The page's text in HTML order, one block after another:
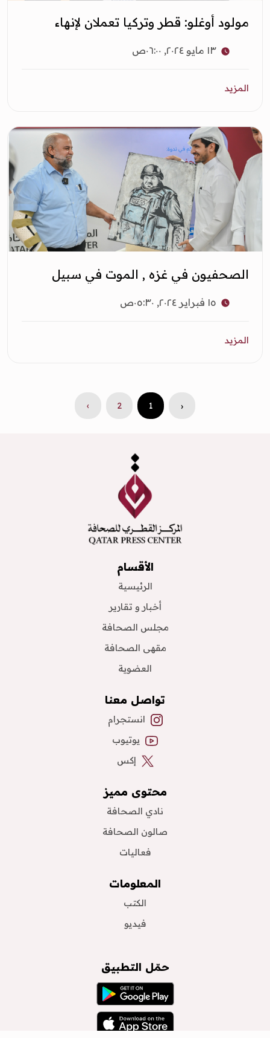
‏مولود أوغلو: قطر وتركيا تعملان لإنهاء
١٣ مايو ٢٠٢٤, ٠٦:٠٠ص
المزيد
الصحفيون في غزه , الموت في سبيل
المزيد
‹
1
2
›
الأقسام
الرئيسية
أخبار و تقارير
مجلس الصحافة
مقهى الصحافة
العضوية
تواصل معنا
انستجرام
يوتيوب
إكس
محتوى مميز
نادي الصحافة
صالون الصحافة
فعاليات
المعلومات
الكتب
فيديو
حمّل التطبيق